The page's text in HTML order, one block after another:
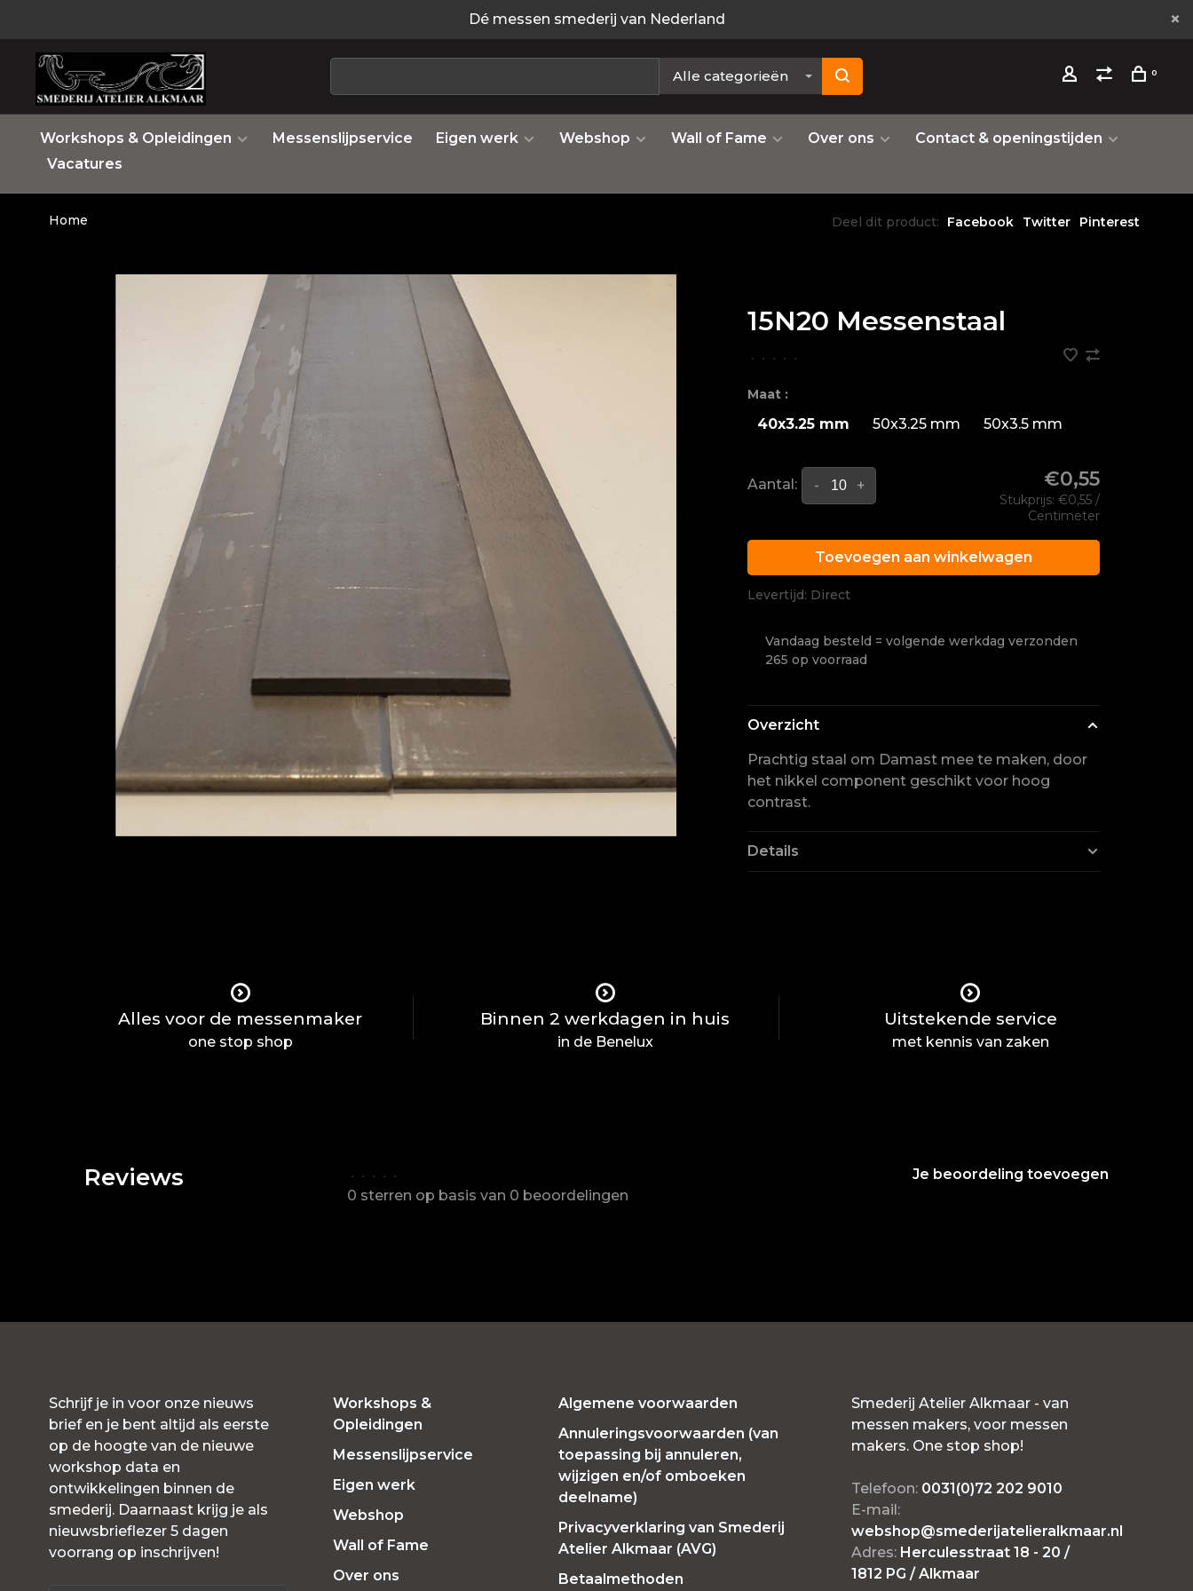
Dé messen smederij van Nederland
Alle categorieën 0
Workshops & Opleidingen Messenslijpservice Eigen werk Webshop Wall of Fame Over ons
Contact & openingstijden
Vacatures
Home Deel dit product: Facebook Twitter Pinterest
15N20 Messenstaal
• • • • •
Maat :
40x3.25 mm 50x3.25 mm 50x3.5 mm
Aantal: +
- €0,55
Stukprijs: €0,55 /
Centimeter
Toevoegen aan winkelwagen
Levertijd: Direct
Vandaag besteld = volgende werkdag verzonden
265 op voorraad
Overzicht
Prachtig staal om Damast mee te maken, door
het nikkel component geschikt voor hoog
contrast.
Details
Alles voor de messenmaker
one stop shop
Binnen 2 werkdagen in huis
in de Benelux
Uitstekende service
met kennis van zaken
Reviews • • • • •
0 sterren op basis van 0 beoordelingen
Je beoordeling toevoegen
Schrijf je in voor onze nieuws
brief en je bent altijd als eerste
op de hoogte van de nieuwe
workshop data en
ontwikkelingen binnen de
smederij. Daarnaast krijg je als
nieuwsbrieflezer 5 dagen
voorrang op inschrijven!
Workshops &
Opleidingen
Messenslijpservice
Eigen werk
Webshop
Wall of Fame
Over ons
Algemene voorwaarden
Annuleringsvoorwaarden (van
toepassing bij annuleren,
wijzigen en/of omboeken
deelname)
Privacyverklaring van Smederij
Atelier Alkmaar (AVG)
Betaalmethoden
Smederij Atelier Alkmaar - van
messen makers, voor messen
makers. One stop shop!
Telefoon: 0031(0)72 202 9010
E-mail:
webshop@smederijatelieralkmaar.nl
Adres: Herculesstraat 18 - 20 /
1812 PG / Alkmaar